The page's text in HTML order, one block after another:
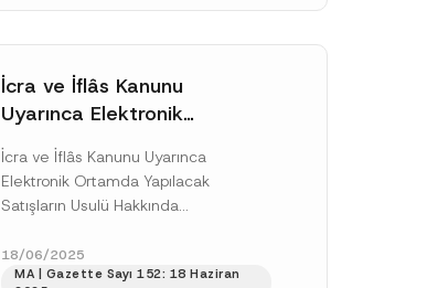
İcra ve İflâs Kanunu
Uyarınca Elektronik
Ortamda Yapılacak
Satışların Usulü Hakkında
Yönetmelikte Değişiklik
Yapılmasına Dair Yönetmelik
Yayımlandı
İcra ve İflâs Kanunu Uyarınca
Elektronik Ortamda Yapılacak
Satışların Usulü Hakkında
Dair Yönetmelik (“Değişiklik
Yönetmeliği”) 24 Nisan 2025 tarihli
18/06/2025
MA | Gazette Sayı 152: 18 Haziran
d
e
s
i